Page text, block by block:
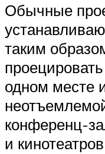
Обычные
таким
одном месте
конференц-
и